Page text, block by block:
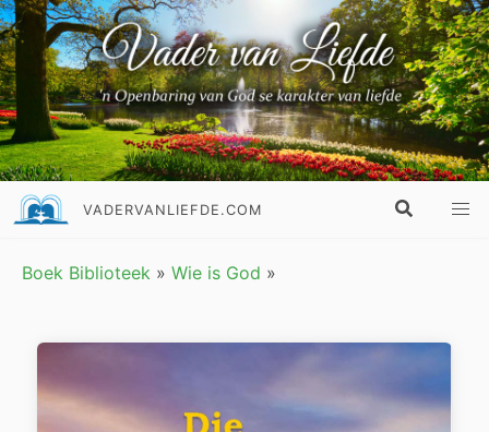
VADERVANLIEFDE.COM
Boek Biblioteek » Wie is God »